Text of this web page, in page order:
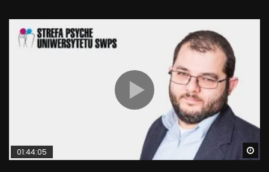
01:44:05